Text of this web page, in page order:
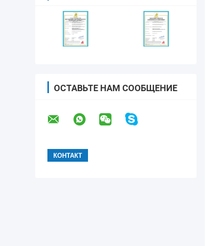
ОСТАВЬТЕ НАМ СООБЩЕНИЕ